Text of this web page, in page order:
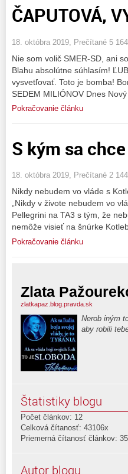
ČAPUTOVÁ,
18. októbra 2019, Prečítané 5
Nie som volič SMER-SD, ani
Blahu absolútne súhlasím!
vysvetľovať. Toto je bomba!
SEDEM MILIÓNOV Dnes
Pokračovanie článku
S kým sa
18. októbra 2019, Prečítané 2
Nikdy nebudem vo vláde s
„Nikdy v živote nebudem vo
Pellegrini na TA3 s tým, že
nemôže visieť na šnúrke
Pokračovanie článku
Zlata
zlatkapaz.blog.pravda.sk
Nerob iným
aby robili
Štatistiky blogu
Počet článkov: 12
Celková čítanosť: 43106x
Priemerná čítanosť článkov:
Autor blogu